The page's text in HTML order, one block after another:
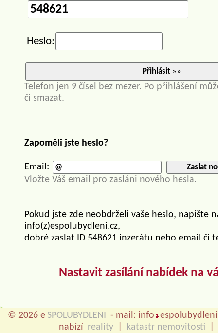
Heslo:
Přihlásit»»
Telefon jen 9 čísel bez mezer. Po přihlášení
či smazat.
Zapoměli jste heslo?
Email: Zaslat
Vložte Váš email pro zasláni nového hesla.
Pokud jste zde neobdrželi vaše heslo, napište
info(z)espolubydleni.cz,
dobré zaslat ID 548621 inzerátu nebo email či
Nastavit zasílání nabídek na
© 2026 e SPOLUBYDLENI - mail: info
nabízí reality katastr nemovitostí